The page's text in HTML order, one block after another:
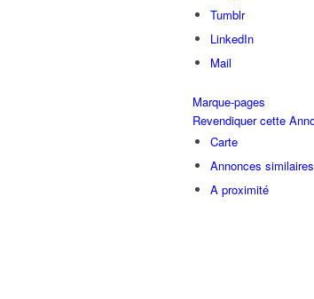
Tumblr
LinkedIn
Mail
Marque-pages
Revendiquer cette
Carte
Annonces similaires
A proximité